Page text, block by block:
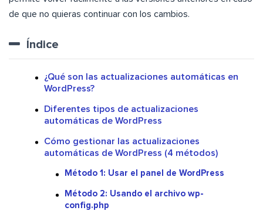
de que no quieras continuar con los cambios.
Índice
¿Qué son las actualizaciones automáticas en
WordPress?
Diferentes tipos de actualizaciones
automáticas de WordPress
Cómo gestionar las actualizaciones
automáticas de WordPress (4 métodos)
Método 1: Usar el panel de WordPress
Método 2: Usando el archivo wp-
config.php